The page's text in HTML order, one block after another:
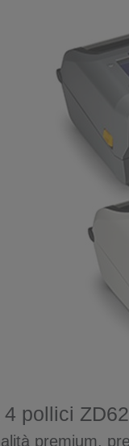
pollici
premium,